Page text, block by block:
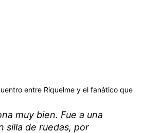
entre Riquelme y el fanático que
muy bien. Fue a una
silla de ruedas, por